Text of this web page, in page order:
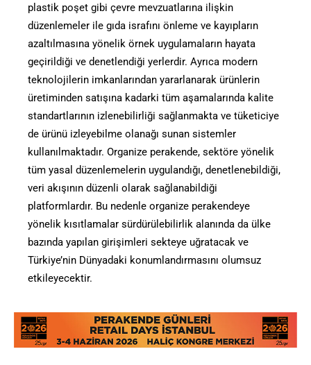
plastik poşet gibi çevre mevzuatlarına ilişkin
düzenlemeler ile gıda israfını önleme ve kayıpların
azaltılmasına yönelik örnek uygulamaların hayata
geçirildiği ve denetlendiği yerlerdir. Ayrıca modern
teknolojilerin imkanlarından yararlanarak ürünlerin
üretiminden satışına kadarki tüm aşamalarında kalite
standartlarının izlenebilirliği sağlanmakta ve tüketiciye
de ürünü izleyebilme olanağı sunan sistemler
kullanılmaktadır. Organize perakende, sektöre yönelik
tüm yasal düzenlemelerin uygulandığı, denetlenebildiği,
veri akışının düzenli olarak sağlanabildiği
platformlardır. Bu nedenle organize perakendeye
yönelik kısıtlamalar sürdürülebilirlik alanında da ülke
bazında yapılan girişimleri sekteye uğratacak ve
Türkiye’nin Dünyadaki konumlandırmasını olumsuz
etkileyecektir.